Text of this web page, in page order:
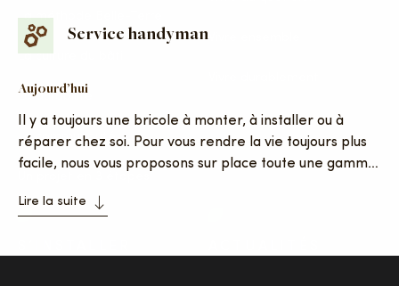
Service handyman
Aujourd’hui
Il y a toujours une bricole à monter, à installer ou à
réparer chez soi. Pour vous rendre la vie toujours plus
facile, nous vous proposons sur place toute une gamme
travaux. Cela peut aller du montage de meubles aux
Lire la suite
La méthode Belle-Terre
La culture du bâti
La durabilité
La communauté